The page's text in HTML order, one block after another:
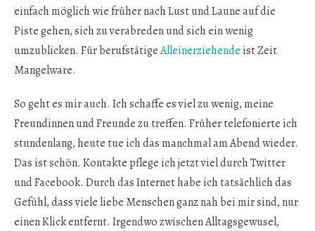
einfach möglich wie früher nach Lust und Laune auf die
Piste gehen, sich zu verabreden und sich ein wenig
umzublicken. Für berufstätigeAlleinerziehende ist Zeit
Mangelware.
So geht es mir auch. Ich schaffe es viel zu wenig, meine
Freundinnen und Freunde zu treffen. Früher telefonierte ich
stundenlang, heute tue ich das manchmal am Abend wieder.
Das ist schön. Kontakte pflege ich jetzt viel durch Twitter
und Facebook. Durch das Internet habe ich tatsächlich das
Gefühl, dass viele liebe Menschen ganz nah bei mir sind, nur
einen Klick entfernt. Irgendwo zwischen Alltagsgewusel,